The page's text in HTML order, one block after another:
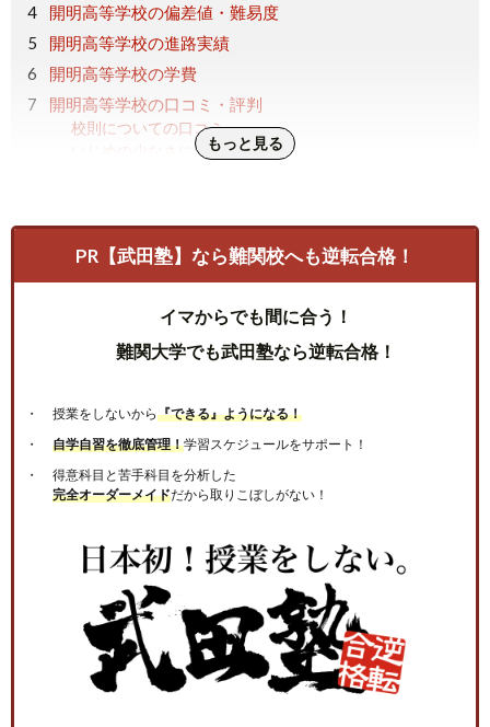
開明高等学校の偏差値・難易度
開明高等学校の進路実績
開明高等学校の学費
開明高等学校の口コミ・評判
校則についての口コミ
いじめの少なさについての口コミ
もっと見る
PR【武田塾】なら難関校へも逆転合格！
イマからでも間に合う！
難関大学でも武田塾なら逆転合格！
授業をしないから『できる』ようになる！
自学自習を徹底管理！学習スケジュールをサポート！
得意科目と苦手科目を分析した
完全オーダーメイドだから取りこぼしがない！